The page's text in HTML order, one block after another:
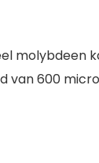
molybdeen
600